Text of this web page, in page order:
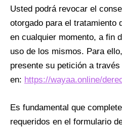
Usted podrá revocar el
otorgado para el tratamiento
en cualquier momento, a fin
uso de los mismos. Para
presente su petición a
en: https://wayaa.online/
Es fundamental que
requeridos en el formulario